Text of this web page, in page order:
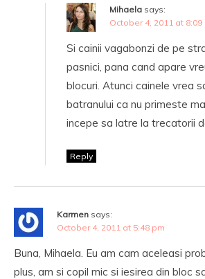
Mihaela says:
October 4, 2011 at 8:09
Si cainii vagabonzi de pe
pasnici, pana cand apare
blocuri. Atunci cainele vrea
batranului ca nu primeste
incepe sa latre la trecatorii
Reply
Karmen says:
October 4, 2011 at 5:48 pm
Buna, Mihaela. Eu am cam aceleasi
plus, am si copil mic si iesirea din bloc